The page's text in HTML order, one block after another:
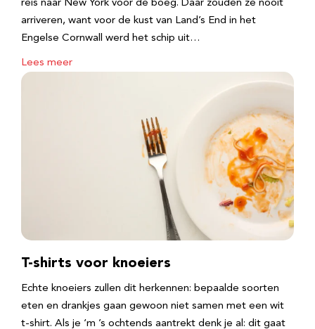
reis naar New York voor de boeg. Daar zouden ze nooit
arriveren, want voor de kust van Land’s End in het
Engelse Cornwall werd het schip uit…
Lees meer
T-shirts voor knoeiers
Echte knoeiers zullen dit herkennen: bepaalde soorten
eten en drankjes gaan gewoon niet samen met een wit
t-shirt. Als je ‘m ’s ochtends aantrekt denk je al: dit gaat